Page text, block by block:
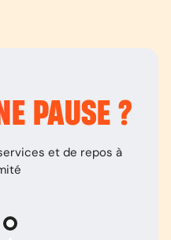
PAUSE ?
et de repos à